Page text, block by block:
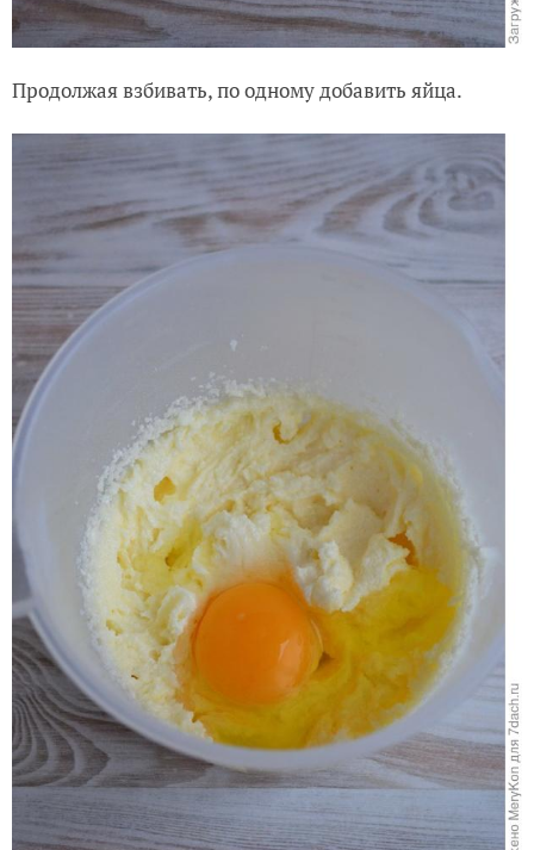
Продолжая взбивать, по одному добавить яйца.